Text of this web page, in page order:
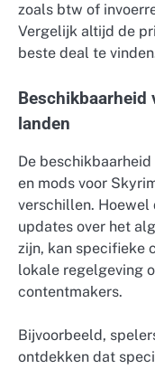
zoals btw of
Vergelijk altijd de
beste deal te
landen
De
en mods voor
verschillen. Hoewel
updates over het
zijn, kan specifieke
lokale regelgeving
contentmakers.
Bijvoorbeeld,
ontdekken dat